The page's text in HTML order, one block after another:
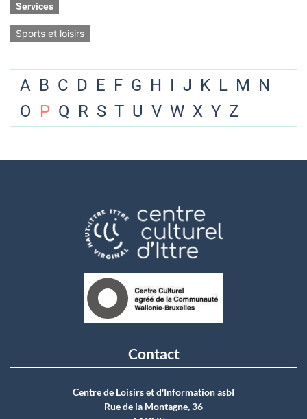
Services
Sports et loisirs
A B C D E F G H I J K L M N
O P Q R S T U V W X Y Z
Contact
Centre de Loisirs et d'Information asbI
Rue de la Montagne, 36